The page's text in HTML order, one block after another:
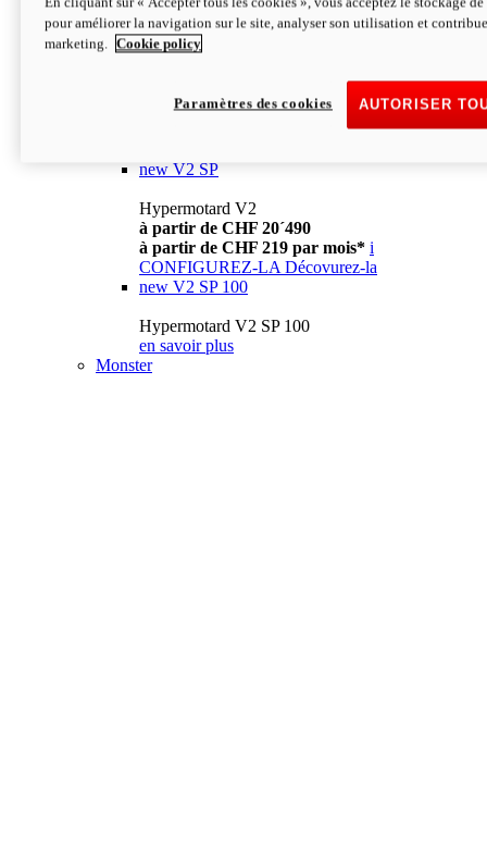
à partir de CHF 13´990 i
CONFIGUREZ-LA Décovurez-la
newV2
à partir de CHF 15´990
à partir de CHF 169 par mois* i
new V2 SP
Hypermotard V2
à partir de CHF 20´490
à partir de CHF 219 par mois* i
CONFIGUREZ-LA Décovurez-la
new V2 SP 100
Hypermotard V2 SP 100
en savoir plus
Monster
pour améliorer la navigation sur le site, analyser son utilisation et
marketing.
Cookie policy
AUTORISER
Paramètres des cookies